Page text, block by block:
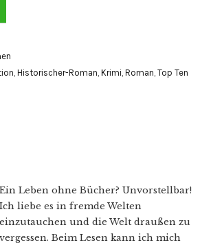
, Historischer-Roman, Krimi, Roman, Top Ten
Ein Leben ohne Bücher? Unvorstellbar!
Ich liebe es in fremde Welten
einzutauchen und die Welt draußen zu
vergessen. Beim Lesen kann ich mich